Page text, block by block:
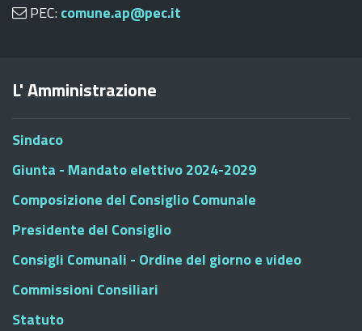
PEC: comune.ap@pec.it
L' Amministrazione
Sindaco
Giunta - Mandato elettivo 2024-2029
Composizione del Consiglio Comunale
Presidente del Consiglio
Consigli Comunali - Ordine del giorno e video
Commissioni Consiliari
Statuto